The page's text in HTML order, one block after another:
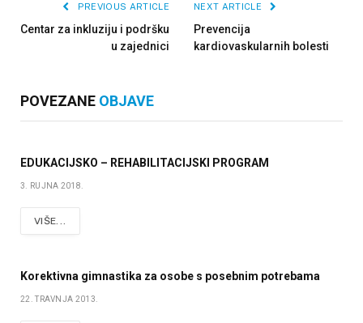
PREVIOUS ARTICLE
Centar za inkluziju i podršku
u zajednici
NEXT ARTICLE
Prevencija
kardiovaskularnih bolesti
POVEZANE OBJAVE
EDUKACIJSKO – REHABILITACIJSKI PROGRAM
3. RUJNA 2018.
VIŠE...
Korektivna gimnastika za osobe s posebnim potrebama
22. TRAVNJA 2013.